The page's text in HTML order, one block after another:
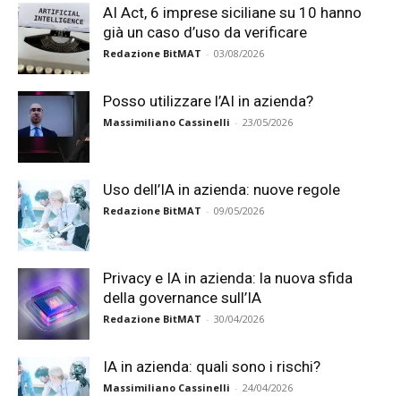
AI Act, 6 imprese siciliane su 10 hanno
già un caso d’uso da verificare
Redazione BitMAT - 03/08/2026
Posso utilizzare l’AI in azienda?
Massimiliano Cassinelli - 23/05/2026
Uso dell’IA in azienda: nuove regole
Redazione BitMAT - 09/05/2026
Privacy e IA in azienda: la nuova sfida
della governance sull’IA
Redazione BitMAT - 30/04/2026
IA in azienda: quali sono i rischi?
Massimiliano Cassinelli - 24/04/2026